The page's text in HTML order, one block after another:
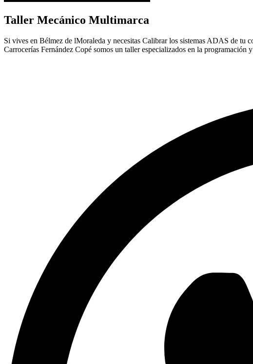
Taller Mecánico Multimarca
Si vives en Bélmez de lMoraleda y necesitas Calibrar los sistemas ADAS de tu
Carrocerías Fernández Copé somos un taller especializados en la